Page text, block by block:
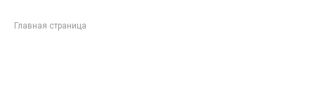
Главная страница